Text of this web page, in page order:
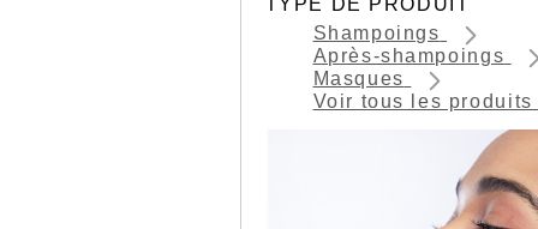
Shampoings
Après-shampoings
Masques
Voir tous les